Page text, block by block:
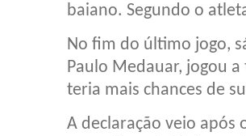
baiano. Segundo o
No fim do último jogo,
Paulo Medauar, jogou
teria mais chances de
A declaração veio após